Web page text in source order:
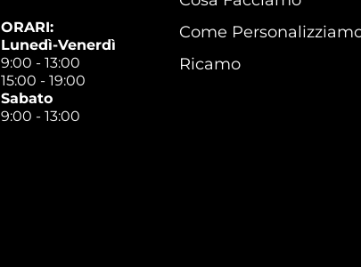
ORARI:
Lunedì-Venerdì
9:00 - 13:00
15:00 - 19:00
Sabato
9:00 - 13:00
Come
Ricamo